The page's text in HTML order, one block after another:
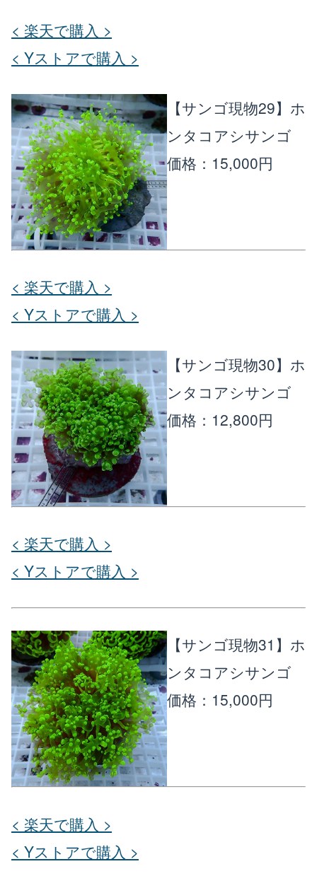
< 楽天で購入 >
< Yストアで購入 >
【サンゴ現物29】ホ
ンタコアシサンゴ
価格：15,000円
< 楽天で購入 >
< Yストアで購入 >
【サンゴ現物30】ホ
ンタコアシサンゴ
価格：12,800円
< 楽天で購入 >
< Yストアで購入 >
【サンゴ現物31】ホ
ンタコアシサンゴ
価格：15,000円
< 楽天で購入 >
< Yストアで購入 >